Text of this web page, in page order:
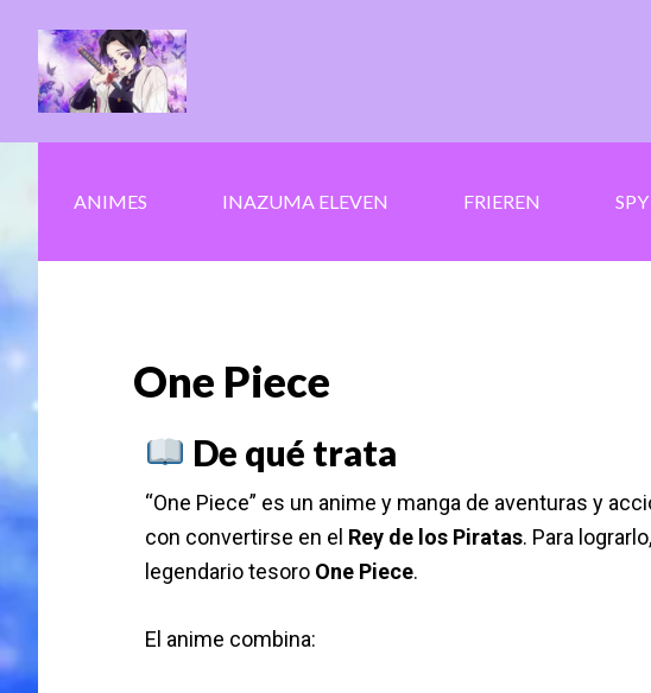
contenido
principal
secondary
navigation
ANIMES INAZUMA ELEVEN FRIEREN
One Piece
De qué trata
“One Piece” es un anime y manga de aventuras y
con convertirse en el Rey de los Piratas. Para
legendario tesoro One Piece.
El anime combina: